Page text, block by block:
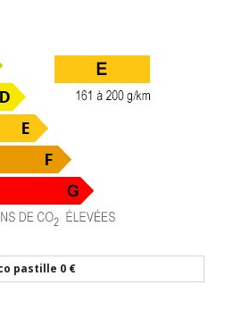
pastille 0 €